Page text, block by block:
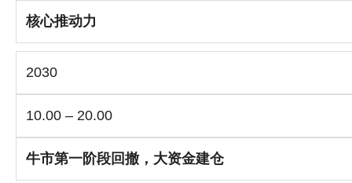
核心推动力
2030
10.00 – 20.00
牛市第一阶段回撤，大资金建仓